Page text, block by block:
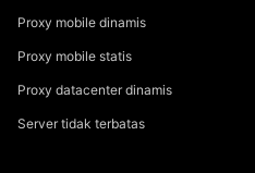
Proxy mobile dinamis
Proxy mobile statis
Proxy datacenter dinamis
Server tidak terbatas